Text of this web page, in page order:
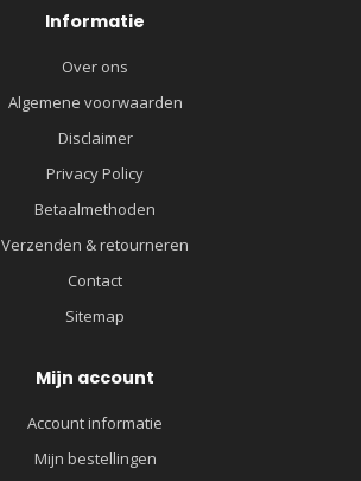
Informatie
Over ons
Algemene voorwaarden
Disclaimer
Privacy Policy
Betaalmethoden
Verzenden & retourneren
Contact
Sitemap
Mijn account
Account informatie
Mijn bestellingen